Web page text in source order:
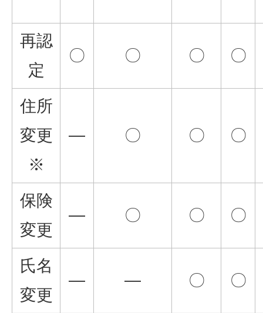
再認
定
〇 〇 〇 〇
住所
変更
※
― 〇 〇 〇
保険
変更
― 〇 〇 〇
氏名
変更
― ― 〇 〇